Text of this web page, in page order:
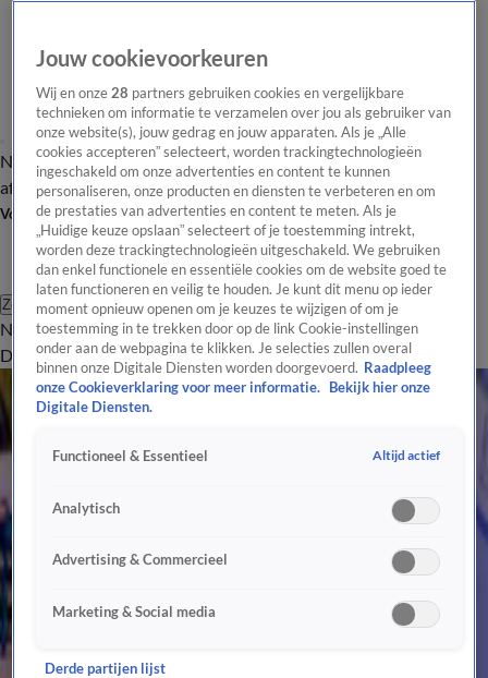
Nieuws van de DagOpinie van de Dag Onze categorieën Laatste
afleveringVideo's Nieuws van de Dag Podcast
Volg Nieuws van de Dag
Zoeken
Nieuws van de DagOpinie van de
Dag
Video'sUitzendingen PodcastPanelContact
Maatschappij
Maatschappelijk nieuws besproken in Nieuws van de Dag.
Lale Gül over eerste vrouwelijke scheids bij Oranjewedstrijd: 'Hoop de volgende keer
26 juni, 19:25
Wat Nederland kan leren van Brexit: 'We hebben het hier over polarisatie, maar daar...'
25 juni, 19:24
Moslimorganisaties geven niet thuis bij groot onderzoek naar seksueel
grensoverschrijdend gedrag
25 juni, 19:24
Vakbond in verzet tegen bezuinigingen: 'Dit raakt ons allemaal'
Jouw cookievoorkeuren
Wij en onze28 partners gebruiken cookies en vergelijkbare
technieken om informatie te verzamelen over jou als gebruiker van
onze website(s), jouw gedrag en jouw apparaten. Als je „Alle
cookies accepteren” selecteert, worden trackingtechnologieën
ingeschakeld om onze advertenties en content te kunnen
personaliseren, onze producten en diensten te verbeteren en om
de prestaties van advertenties en content te meten. Als je
„Huidige keuze opslaan” selecteert of je toestemming intrekt,
worden deze trackingtechnologieën uitgeschakeld. We gebruiken
dan enkel functionele en essentiële cookies om de website goed te
laten functioneren en veilig te houden. Je kunt dit menu op ieder
moment opnieuw openen om je keuzes te wijzigen of om je
toestemming in te trekken door op de link Cookie-instellingen
onder aan de webpagina te klikken. Je selecties zullen overal
binnen onze Digitale Diensten worden doorgevoerd. Raadpleeg
onze Cookieverklaring voor meer informatie.
Bekijk hier onze
Digitale Diensten.
Functioneel & Essentieel Altijd actief
Analytisch
Advertising & Commercieel
Marketing & Social media
Derde partijen lijst